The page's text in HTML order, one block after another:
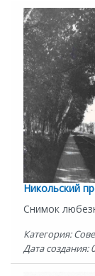
Никольский
Снимок
Категория:
Дата создания: